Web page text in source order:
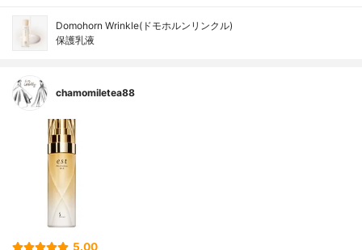
Domohorn Wrinkle(ドモホルンリンクル)
保護乳液
chamomiletea88
5.00